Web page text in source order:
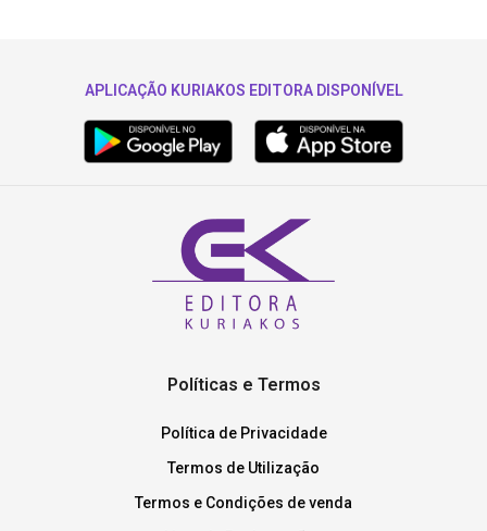
APLICAÇÃO KURIAKOS EDITORA DISPONÍVEL
Políticas e Termos
Política de Privacidade
Termos de Utilização
Termos e Condições de venda